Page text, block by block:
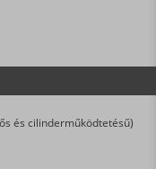
és cilinderműködtetésű)